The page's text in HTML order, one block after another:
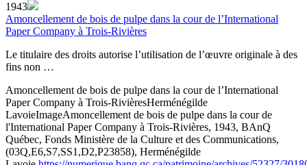
1943
Amoncellement de bois de pulpe dans la cour de l’International
Paper Company à Trois-Rivières
Le titulaire des droits autorise l’utilisation de l’œuvre originale à des
fins non …
Amoncellement de bois de pulpe dans la cour de l’International
Paper Company à Trois-RivièresHerménégilde
LavoieImageAmoncellement de bois de pulpe dans la cour de
l'International Paper Company à Trois-Rivières, 1943, BAnQ
Québec, Fonds Ministère de la Culture et des Communications,
(03Q,E6,S7,SS1,D2,P23858), Herménégilde